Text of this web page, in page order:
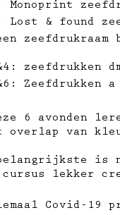
Monoprint
Lost & found
zeefdrukken
6 avonden
overlap van
is
cursus lekker
Covid-19